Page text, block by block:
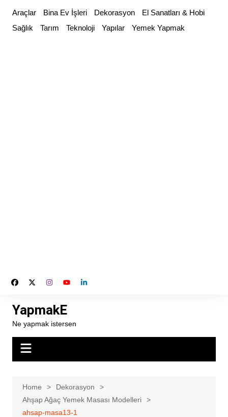
content
Araçlar Bina Ev İşleri Dekorasyon
El Sanatları & Hobi
Sağlık
Tarım Teknoloji Yapılar Yemek Yapmak
YapmakE
Ne yapmak istersen
Home
Dekorasyon
Ahşap Ağaç Yemek Masası Modelleri
ahsap-masa13-1